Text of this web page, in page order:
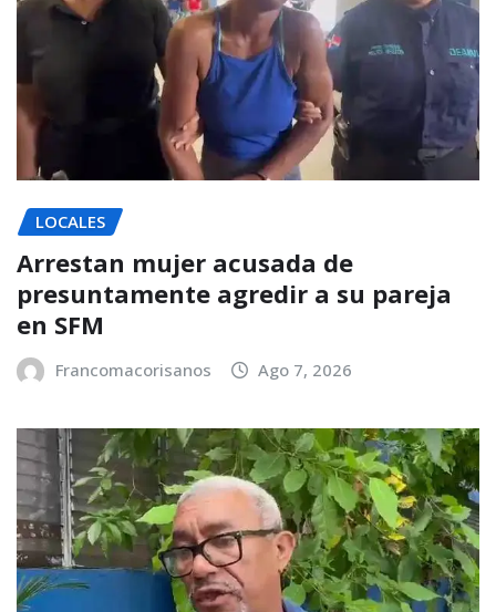
LOCALES
Arrestan mujer acusada de
presuntamente agredir a su pareja
en SFM
Francomacorisanos Ago 7, 2026